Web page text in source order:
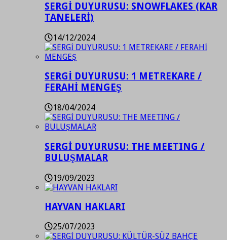
SERGİ DUYURUSU: SNOWFLAKES (KAR
TANELERİ)
14/12/2024
SERGİ DUYURUSU: 1 METREKARE /
FERAHİ MENGEŞ
18/04/2024
SERGİ DUYURUSU: THE MEETING /
BULUŞMALAR
19/09/2023
HAYVAN HAKLARI
25/07/2023